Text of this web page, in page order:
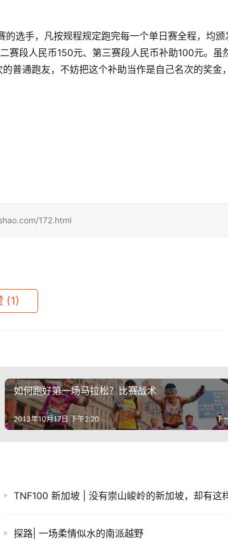
选手，凡按规程规定跑完每一个单日赛全程，均颁
赛段人民币150元、第三赛段人民币补助100元。虽
普通跑友，不妨把这个补助当作是自己名次的奖金
172.html
(1)
如何跑好第一场马拉松？比赛战术
下
2013年10月17日 下午2:20
探路| 一场柔情似水的南派越野